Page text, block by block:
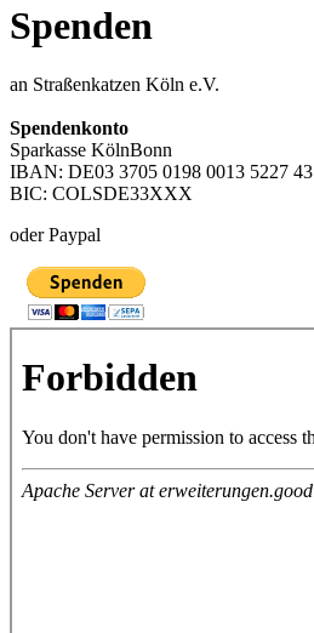
Spenden
an Straßenkatzen Köln e.V.
Spendenkonto
Sparkasse KölnBonn
IBAN: DE03 3705 0198 0013 5227 43
BIC: COLSDE33XXX
oder Paypal